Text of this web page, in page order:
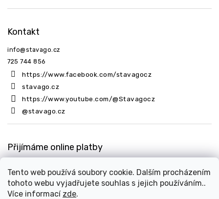
Tento web používá soubory cookie. Dalším procházením
tohoto webu vyjadřujete souhlas s jejich používáním..
Více informací zde.
Kontakt
info@stavago.cz
725 744 856
https://www.facebook.com/stavagocz
stavago.cz
https://www.youtube.com/@Stavagocz
@stavago.cz
Přijímáme online platby